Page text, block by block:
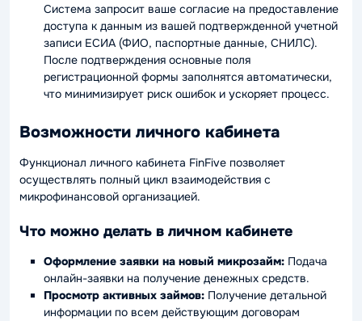
Система запросит ваше согласие на предоставление
доступа к данным из вашей подтвержденной учетной
записи ЕСИА (ФИО, паспортные данные, СНИЛС).
После подтверждения основные поля
регистрационной формы заполнятся автоматически,
что минимизирует риск ошибок и ускоряет процесс.
Возможности личного кабинета
Функционал личного кабинета FinFive позволяет
осуществлять полный цикл взаимодействия с
микрофинансовой организацией.
Что можно делать в личном кабинете
Оформление заявки на новый микрозайм: Подача
онлайн-заявки на получение денежных средств.
Просмотр активных займов: Получение детальной
информации по всем действующим договорам